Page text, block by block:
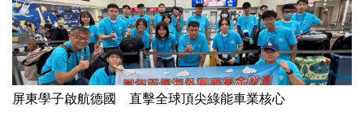
屏東學子啟航德國 直擊全球頂尖綠能車業核心